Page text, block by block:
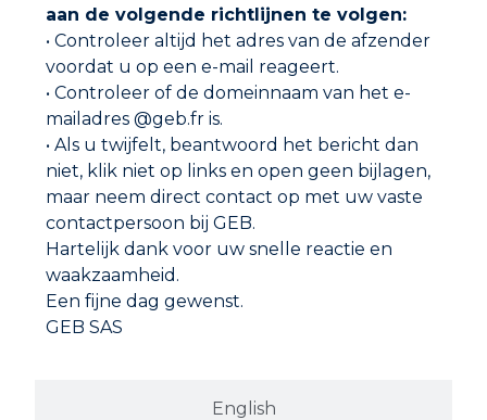
English
aan de volgende richtlijnen te volgen:
• Controleer altijd het adres van de afzender
voordat u op een e-mail reageert.
• Controleer of de domeinnaam van het e-
mailadres @geb.fr is.
• Als u twijfelt, beantwoord het bericht dan
niet, klik niet op links en open geen bijlagen,
maar neem direct contact op met uw vaste
contactpersoon bij GEB.
Hartelijk dank voor uw snelle reactie en
waakzaamheid.
Een fijne dag gewenst.
GEB SAS